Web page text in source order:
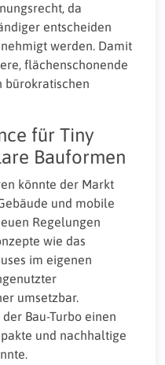
da
entscheiden
werden. Damit
flächenschonende
bürokratischen
für Tiny
Bauformen
könnte der Markt
und mobile
Regelungen
wie das
im eigenen
umsetzbar.
Bau-Turbo einen
und nachhaltige